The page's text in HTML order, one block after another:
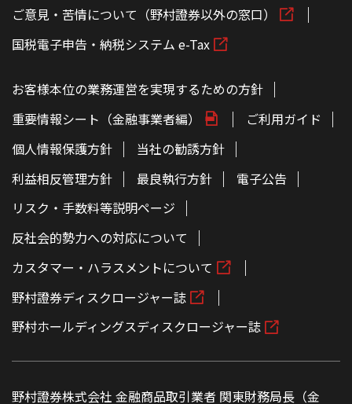
ご意見・苦情について（野村證券以外の窓口）
国税電子申告・納税システム e-Tax
お客様本位の業務運営を実現するための方針
重要情報シート（金融事業者編）
ご利用ガイド
個人情報保護方針
当社の勧誘方針
利益相反管理方針
最良執行方針
電子公告
リスク・手数料等説明ページ
反社会的勢力への対応について
カスタマー・ハラスメントについて
野村證券ディスクロージャー誌
野村ホールディングスディスクロージャー誌
野村證券株式会社 金融商品取引業者 関東財務局長（金